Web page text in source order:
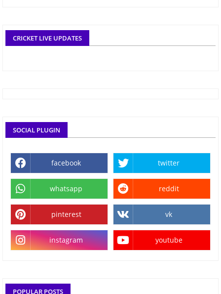
CRICKET LIVE UPDATES
SOCIAL PLUGIN
facebook twitter
whatsapp reddit
pinterest vk
instagram youtube
POPULAR POSTS